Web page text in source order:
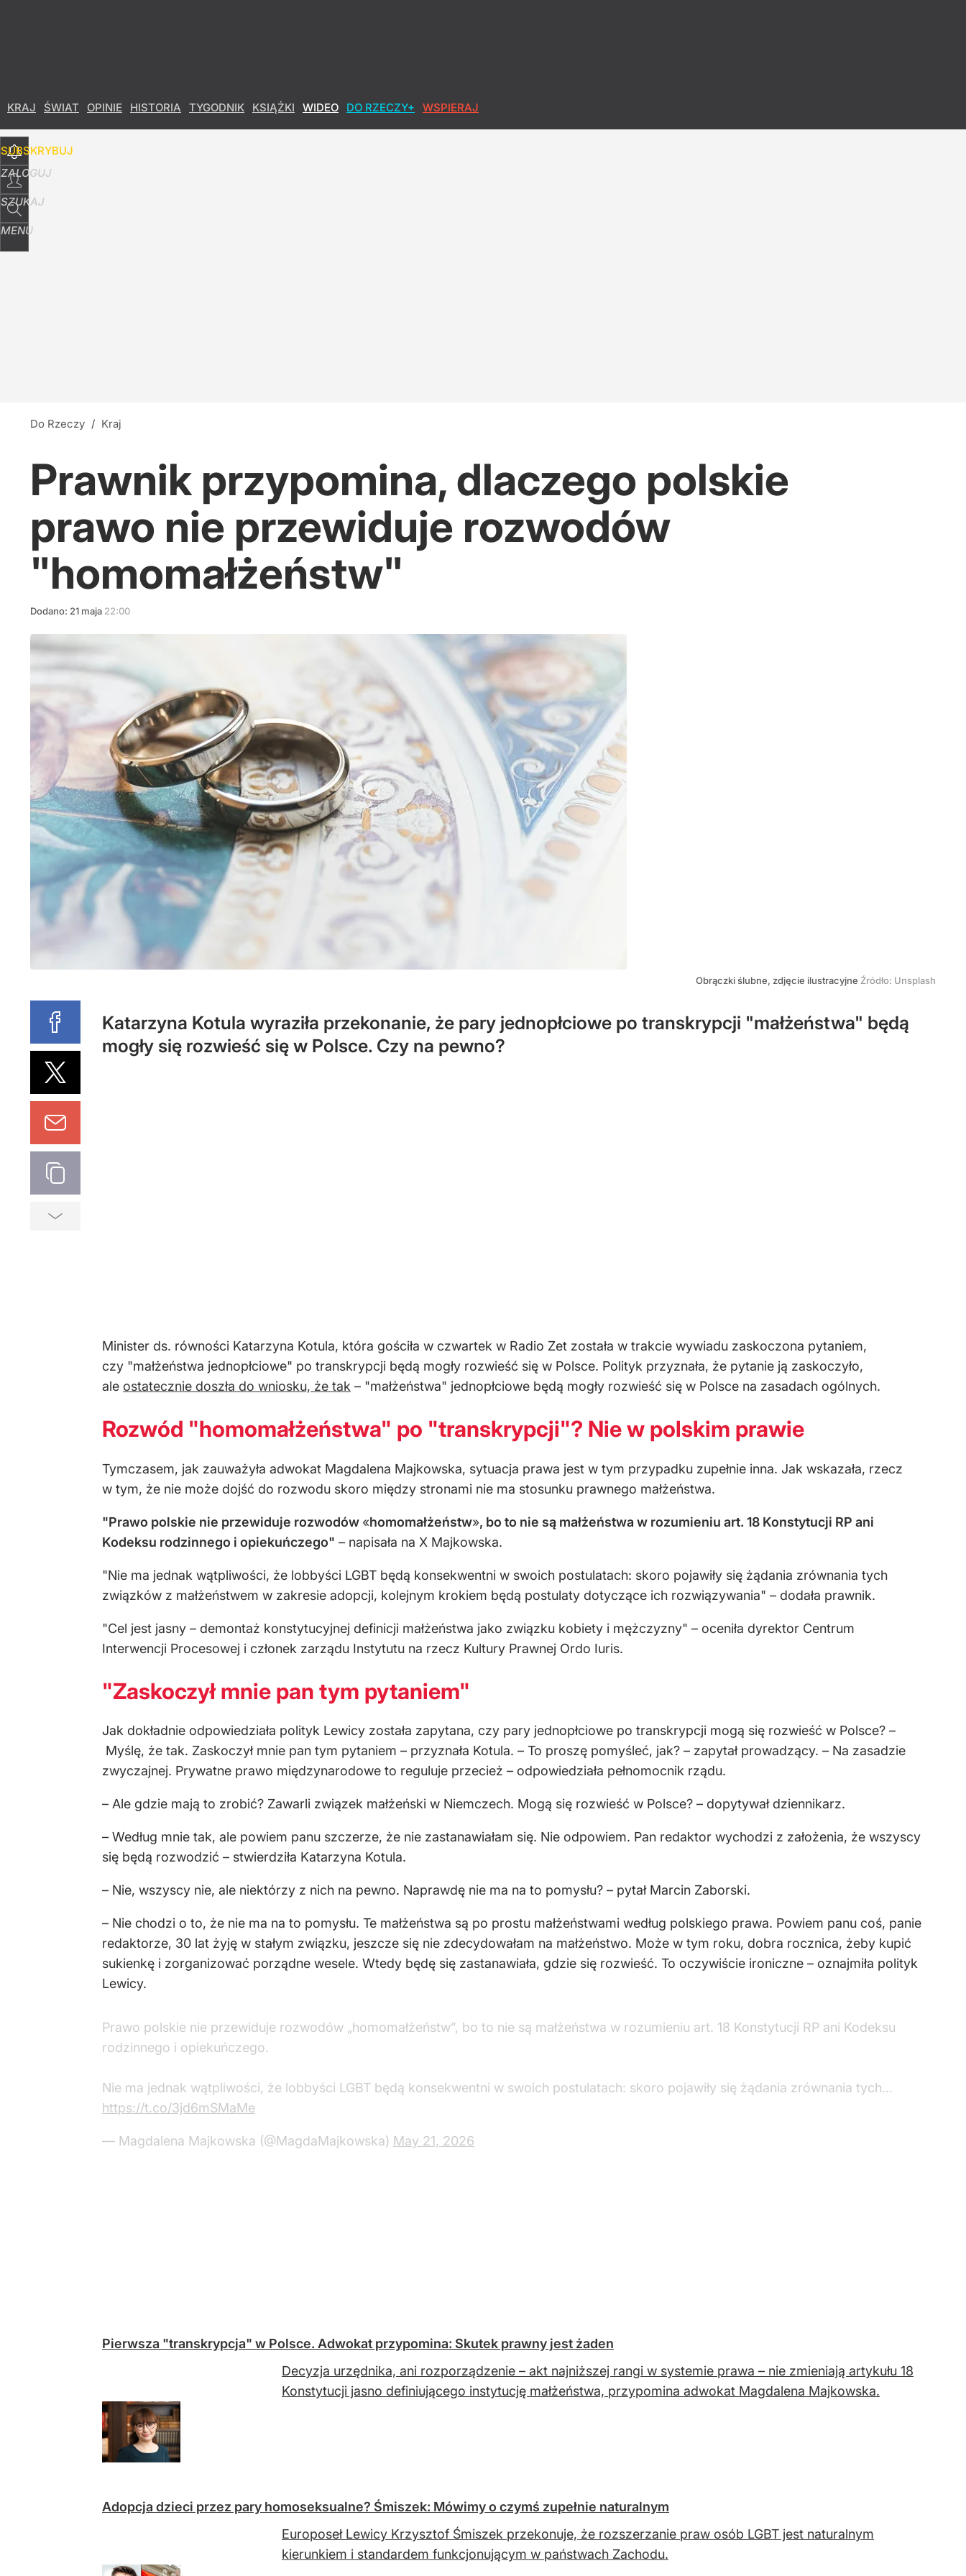
KRAJ ŚWIAT OPINIE HISTORIA TYGODNIK KSIĄŻKI WIDEO DO RZECZY+ WSPIERAJ
SUBSKRYBUJ
ZALOGUJ
SZUKAJ
MENU
Do Rzeczy / Kraj
Prawnik przypomina, dlaczego polskie
prawo nie przewiduje rozwodów
"homomałżeństw"
Dodano: 21 maja 22:00
Obrączki ślubne, zdjęcie ilustracyjne Źródło: Unsplash
Katarzyna Kotula wyraziła przekonanie, że pary jednopłciowe po transkrypcji "małżeństwa" będą
mogły się rozwieść się w Polsce. Czy na pewno?
Minister ds. równości Katarzyna Kotula, która gościła w czwartek w Radio Zet została w trakcie wywiadu zaskoczona pytaniem,
czy "małżeństwa jednopłciowe" po transkrypcji będą mogły rozwieść się w Polsce. Polityk przyznała, że pytanie ją zaskoczyło,
ale ostatecznie doszła do wniosku, że tak – "małżeństwa" jednopłciowe będą mogły rozwieść się w Polsce na zasadach ogólnych.
Rozwód "homomałżeństwa" po "transkrypcji"? Nie w polskim prawie
Tymczasem, jak zauważyła adwokat Magdalena Majkowska, sytuacja prawa jest w tym przypadku zupełnie inna. Jak wskazała, rzecz
w tym, że nie może dojść do rozwodu skoro między stronami nie ma stosunku prawnego małżeństwa.
"Prawo polskie nie przewiduje rozwodów «homomałżeństw», bo to nie są małżeństwa w rozumieniu art. 18 Konstytucji RP ani
Kodeksu rodzinnego i opiekuńczego" – napisała na X Majkowska.
"Nie ma jednak wątpliwości, że lobbyści LGBT będą konsekwentni w swoich postulatach: skoro pojawiły się żądania zrównania tych
związków z małżeństwem w zakresie adopcji, kolejnym krokiem będą postulaty dotyczące ich rozwiązywania" – dodała prawnik.
"Cel jest jasny – demontaż konstytucyjnej definicji małżeństwa jako związku kobiety i mężczyzny" – oceniła dyrektor Centrum
Interwencji Procesowej i członek zarządu Instytutu na rzecz Kultury Prawnej Ordo Iuris.
"Zaskoczył mnie pan tym pytaniem"
Jak dokładnie odpowiedziała polityk Lewicy została zapytana, czy pary jednopłciowe po transkrypcji mogą się rozwieść w Polsce? –
Myślę, że tak. Zaskoczył mnie pan tym pytaniem – przyznała Kotula. – To proszę pomyśleć, jak? – zapytał prowadzący. – Na zasadzie
zwyczajnej. Prywatne prawo międzynarodowe to reguluje przecież – odpowiedziała pełnomocnik rządu.
– Ale gdzie mają to zrobić? Zawarli związek małżeński w Niemczech. Mogą się rozwieść w Polsce? – dopytywał dziennikarz.
– Według mnie tak, ale powiem panu szczerze, że nie zastanawiałam się. Nie odpowiem. Pan redaktor wychodzi z założenia, że wszyscy
się będą rozwodzić – stwierdziła Katarzyna Kotula.
– Nie, wszyscy nie, ale niektórzy z nich na pewno. Naprawdę nie ma na to pomysłu? – pytał Marcin Zaborski.
– Nie chodzi o to, że nie ma na to pomysłu. Te małżeństwa są po prostu małżeństwami według polskiego prawa. Powiem panu coś, panie
redaktorze, 30 lat żyję w stałym związku, jeszcze się nie zdecydowałam na małżeństwo. Może w tym roku, dobra rocznica, żeby kupić
sukienkę i zorganizować porządne wesele. Wtedy będę się zastanawiała, gdzie się rozwieść. To oczywiście ironiczne – oznajmiła polityk
Lewicy.
Prawo polskie nie przewiduje rozwodów „homomałżeństw”, bo to nie są małżeństwa w rozumieniu art. 18 Konstytucji RP ani Kodeksu
rodzinnego i opiekuńczego.
Nie ma jednak wątpliwości, że lobbyści LGBT będą konsekwentni w swoich postulatach: skoro pojawiły się żądania zrównania tych…
https://t.co/3jd6mSMaMe
— Magdalena Majkowska (@MagdaMajkowska) May 21, 2026
Pierwsza "transkrypcja" w Polsce. Adwokat przypomina: Skutek prawny jest żaden
Decyzja urzędnika, ani rozporządzenie – akt najniższej rangi w systemie prawa – nie zmieniają artykułu 18
Konstytucji jasno definiującego instytucję małżeństwa, przypomina adwokat Magdalena Majkowska.
Adopcja dzieci przez pary homoseksualne? Śmiszek: Mówimy o czymś zupełnie naturalnym
Europoseł Lewicy Krzysztof Śmiszek przekonuje, że rozszerzanie praw osób LGBT jest naturalnym
kierunkiem i standardem funkcjonującym w państwach Zachodu.